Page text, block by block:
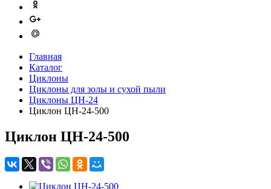
Главная
Каталог
Циклоны
Циклоны для золы и сухой пыли
Циклоны ЦН-24
Циклон ЦН-24-500
Циклон ЦН-24-500